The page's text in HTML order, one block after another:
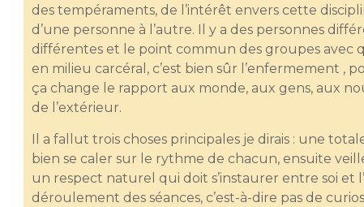
des tempéraments, de l’intérêt envers cette
d’une personne à l’autre. Il y a des personnes
différentes et le point commun des groupes avec
en milieu carcéral, c’est bien sûr l’enfermement ,
ça change le rapport aux monde, aux gens, aux
de l’extérieur.
Il a fallut trois choses principales je dirais : une
bien se caler sur le rythme de chacun, ensuite
un respect naturel qui doit s’instaurer entre soi et
déroulement des séances, c’est-à-dire pas de